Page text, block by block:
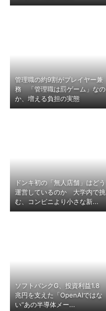
管理職の約9割がプレイヤー兼
務 「管理職は罰ゲーム」なの
か、増える負担の実態
ドンキ初の「無人店舗」はどう
運営しているのか 大学内で挑
む、コンビニより小さな新...
ソフトバンクG、投資利益1.8
兆円を支えた「OpenAIではな
い“あの半導体メー...